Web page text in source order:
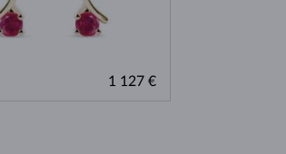
1 127 €